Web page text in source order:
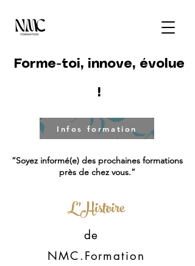
Forme-toi, innove, évolue
!
“Soyez informé(e) des prochaines formations
près de chez vous.”
Infos formation
L'Histoire
de
NMC.Formation